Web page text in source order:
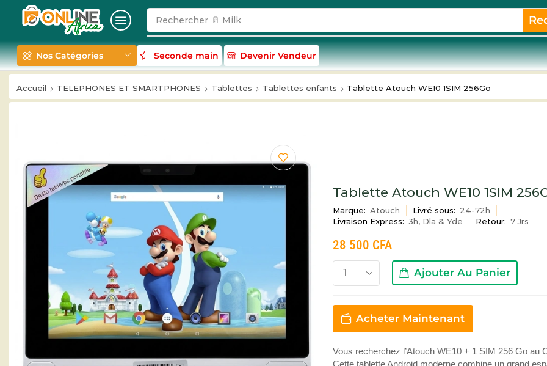
Rechercher 🥛 Milk
Nos Catégories Seconde main Devenir Vendeur
Accueil TELEPHONES ET SMARTPHONES Tablettes Tablettes enfants Tablette Atouch WE10 1SIM 256Go
Tablette Atouch WE10 1SIM
Marque: Atouch Livré sous: 24-72h
Livraison Express: 3h, Dla & Yde Retour: 7 Jrs
28 500 CFA
Ajouter Au Panier
Acheter Maintenant
Vous recherchez l’Atouch WE10 + 1 SIM 256 Go au
Cette tablette Android moderne combine un grand